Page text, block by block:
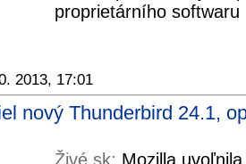
proprietárního
2013, 17:01
nový Thunderbird 24.1,
Živé.sk: Mozilla